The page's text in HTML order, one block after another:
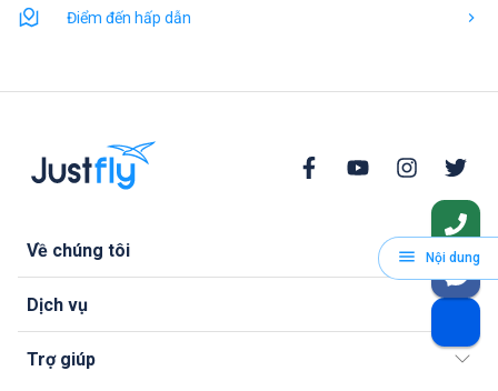
Nội dung
Điểm đến hấp dẫn
Về chúng tôi
Dịch vụ
Trợ giúp